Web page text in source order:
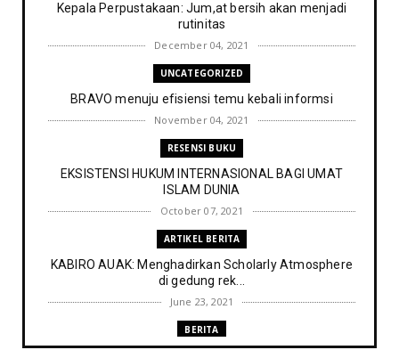
Kepala Perpustakaan: Jum,at bersih akan menjadi
rutinitas
December 04, 2021
UNCATEGORIZED
BRAVO menuju efisiensi temu kebali informsi
November 04, 2021
RESENSI BUKU
EKSISTENSI HUKUM INTERNASIONAL BAGI UMAT
ISLAM DUNIA
October 07, 2021
ARTIKEL BERITA
KABIRO AUAK: Menghadirkan Scholarly Atmosphere
di gedung rek...
June 23, 2021
BERITA